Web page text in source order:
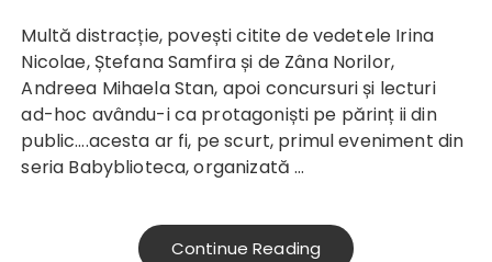
Multă distracție, povești citite de vedetele Irina
Nicolae, Ștefana Samfira și de Zâna Norilor,
Andreea Mihaela Stan, apoi concursuri și lecturi
ad-hoc avându-i ca protagoniști pe părinț ii din
public….acesta ar fi, pe scurt, primul eveniment din
seria Babyblioteca, organizată …
Continue Reading